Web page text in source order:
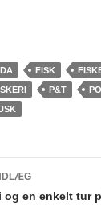
FISK
P&T
og en enkelt tur